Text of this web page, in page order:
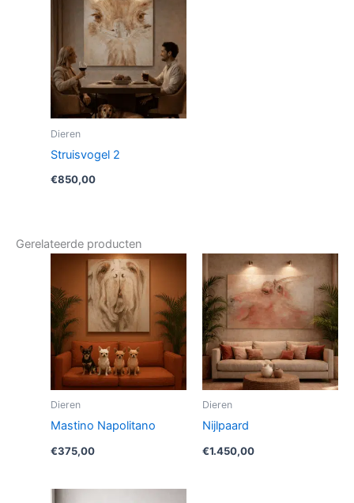
Dieren
Struisvogel 2
€850,00
Gerelateerde producten
Dieren
Mastino Napolitano
€375,00
Dieren
Nijlpaard
€1.450,00